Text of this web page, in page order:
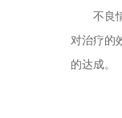
不良情
对治疗的
的达成。